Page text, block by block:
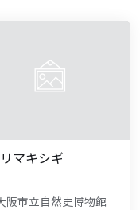
マキシギ
阪市立自然史博物館